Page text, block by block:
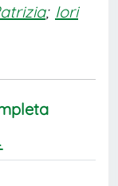
; Iori